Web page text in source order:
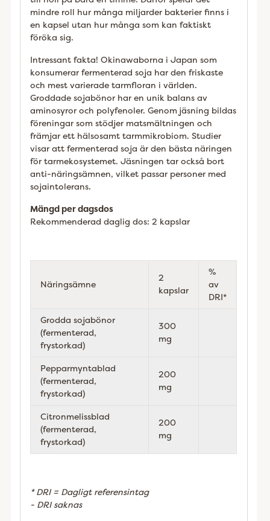
mindre roll hur många miljarder bakterier finns i
en kapsel utan hur många som kan faktiskt
föröka sig.
Intressant fakta! Okinawaborna i Japan som
konsumerar fermenterad soja har den friskaste
och mest varierade tarmfloran i världen.
Groddade sojabönor har en unik balans av
aminosyror och polyfenoler. Genom jäsning bildas
föreningar som stödjer matsmältningen och
främjar ett hälsosamt tarmmikrobiom. Studier
visar att fermenterad soja är den bästa näringen
för tarmekosystemet. Jäsningen tar också bort
anti-näringsämnen, vilket passar personer med
sojaintolerans.
Mängd per dagsdos
Rekommenderad daglig dos: 2 kapslar
Näringsämne
2
kapslar
%
av
DRI*
Grodda sojabönor
(fermenterad,
frystorkad)
300
mg
Pepparmyntablad
(fermenterad,
frystorkad)
200
mg
Citronmelissblad
(fermenterad,
frystorkad)
200
mg
* DRI = Dagligt referensintag
- DRI saknas